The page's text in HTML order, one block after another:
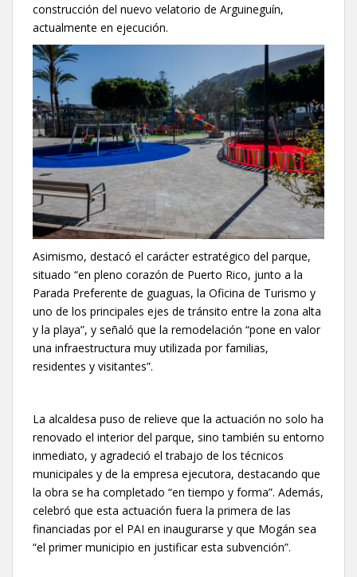
construcción del nuevo velatorio de Arguineguín,
actualmente en ejecución.
Asimismo, destacó el carácter estratégico del parque,
situado “en pleno corazón de Puerto Rico, junto a la
Parada Preferente de guaguas, la Oficina de Turismo y
uno de los principales ejes de tránsito entre la zona alta
y la playa”, y señaló que la remodelación “pone en valor
una infraestructura muy utilizada por familias,
residentes y visitantes”.
La alcaldesa puso de relieve que la actuación no solo ha
renovado el interior del parque, sino también su entorno
inmediato, y agradeció el trabajo de los técnicos
municipales y de la empresa ejecutora, destacando que
la obra se ha completado “en tiempo y forma”. Además,
celebró que esta actuación fuera la primera de las
financiadas por el PAI en inaugurarse y que Mogán sea
“el primer municipio en justificar esta subvención”.